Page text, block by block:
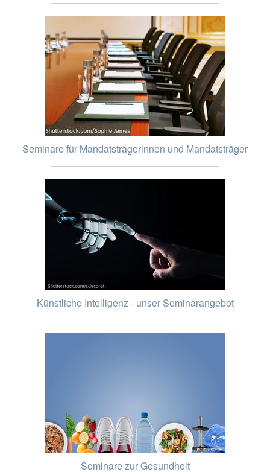
Seminare für Mandatsträgerinnen und Mandatsträger
Künstliche Intelligenz - unser Seminarangebot
Seminare zur Gesundheit